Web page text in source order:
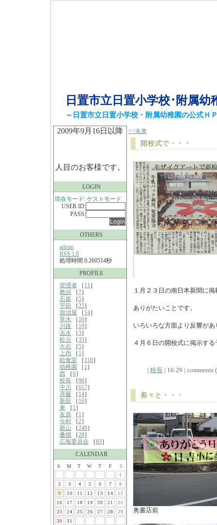
日置市立日置小学校･附属幼
～日置市立日置小学校・附属幼稚園の公式Ｈ
2009年9月16日以降
人目のお客様です。
LOGIN
現在モード: ゲストモード
USER ID:
PASS:
OTHERS
admin
RSS 1.0
処理時間 0.260514秒
PROFILE
管理者 ［ 11 ］
教頭 ［7］
石坂 ［5］
宇田
［25］
加治屋 ［ 14］
草水 ［ 16］
川路 ［ 19］
吉永 ［3］
松元 ［33］
大石 ［5］
上内 ［ 1 ］
給食室 ［ 110］
幼稚園
［ 1 ］
西 ［6］
校長 ［96］
中川
［617］
斉藤 ［ 14］
新田
［ 16］
東 ［ 1 ］
友原 ［ 1 ］
今村 ［2］
新山 ［249］
桑畑
［28］
広報委員会 ［83］
CALENDAR
S M T W T F
S
1
2
3 4 5 6 7
8
9
10 11 12 13 14
15
16
17 18 19 20 21
22
23
24 25 26 27 28
29
30
31
<<未来
開校式で・・・
１月２３日の南日本新聞に
ありがたいことです。
いろいろな方面より反響があ
４月６日の開校式に掲示す
| 校長| 16:29 | comments
着々と・・・
奥書店前